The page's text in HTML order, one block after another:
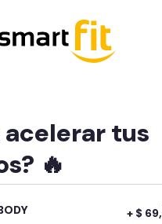
acelerar tus
🔥
+ $ 69,